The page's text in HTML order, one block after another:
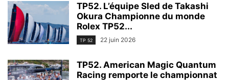
TP52. L’équipe Sled de Takashi
Okura Championne du monde
Rolex TP52...
TP 52 22 juin 2026
TP52. American Magic Quantum
Racing remporte le championnat